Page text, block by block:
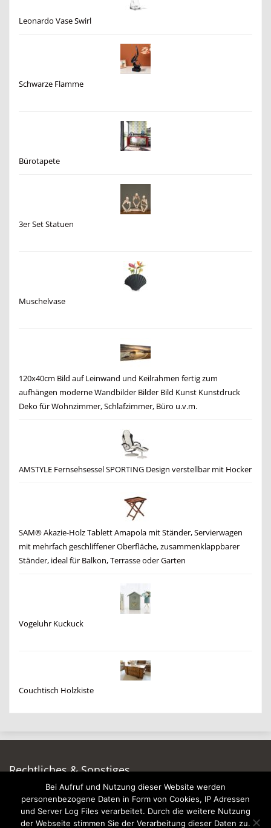
Leonardo Vase Swirl
Schwarze Flamme
Bürotapete
3er Set Statuen
Muschelvase
120x40cm Bild auf Leinwand und Keilrahmen fertig zum
aufhängen moderne Wandbilder Bilder Bild Kunst Kunstdruck
Deko für Wohnzimmer, Schlafzimmer, Büro u.v.m.
AMSTYLE Fernsehsessel SPORTING Design verstellbar mit Hocker
SAM® Akazie-Holz Tablett Amapola mit Ständer, Servierwagen
mit mehrfach geschliffener Oberfläche, zusammenklappbarer
Ständer, ideal für Balkon, Terrasse oder Garten
Vogeluhr Kuckuck
Couchtisch Holzkiste
Rechtliches & Sonstiges
Auf dieser Seite werben
Datenschutzerklärung
Impressum
Bei Aufruf und Nutzung dieser Website werden
personenbezogene Daten in Form von Cookies, IP Adressen
und Server Log Files verarbeitet. Durch die weitere Nutzung
der Webseite stimmen Sie der Verarbeitung dieser Daten zu.